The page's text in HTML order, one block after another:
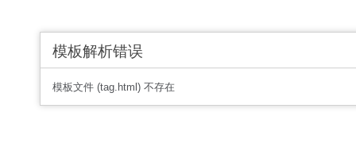
模板解析错误
模板文件 (tag.html) 不存在